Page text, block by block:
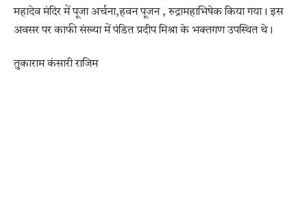
महादेव मंदिर में पूजा अर्चना,हवन पूजन , रुद्रामहाभिषेक किया गया। इस
अवसर पर काफी संख्या में पंडित प्रदीप मिश्रा के भक्तगण उपस्थित थे।
तुकाराम कंसारी राजिम